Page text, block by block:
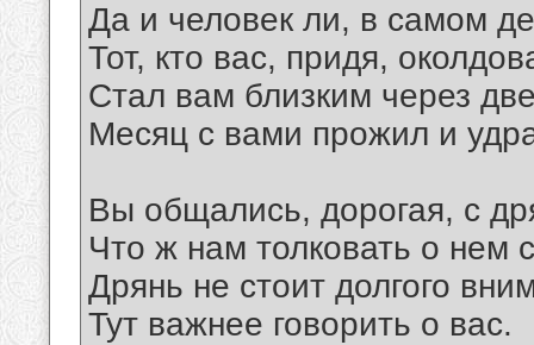
Да и человек ли, в самом
Тот, кто вас, придя,
Стал вам близким через
Месяц с вами прожил и
Вы общались, дорогая, с
Что ж нам толковать о нем
Дрянь не стоит долгого
Тут важнее говорить о вас.